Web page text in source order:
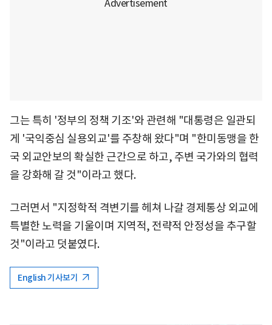
그는 특히 '정부의 정책 기조'와 관련해 "대통령은 일관되
게 '국익중심 실용외교'를 주창해 왔다"며 "한미동맹을 한
국 외교안보의 확실한 근간으로 하고, 주변 국가와의 협력
을 강화해 갈 것"이라고 했다.
그러면서 "지정학적 격변기를 헤쳐 나갈 경제통상 외교에
특별한 노력을 기울이며 지역적, 전략적 안정성을 추구할
것"이라고 덧붙였다.
English 기사보기